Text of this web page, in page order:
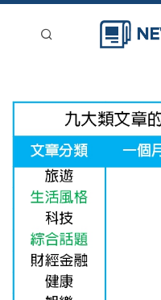
新聞稿分類
登入
刊登